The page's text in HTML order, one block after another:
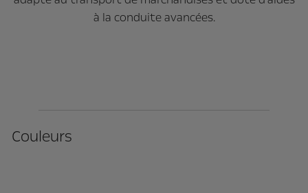
à la conduite avancées.
Couleurs